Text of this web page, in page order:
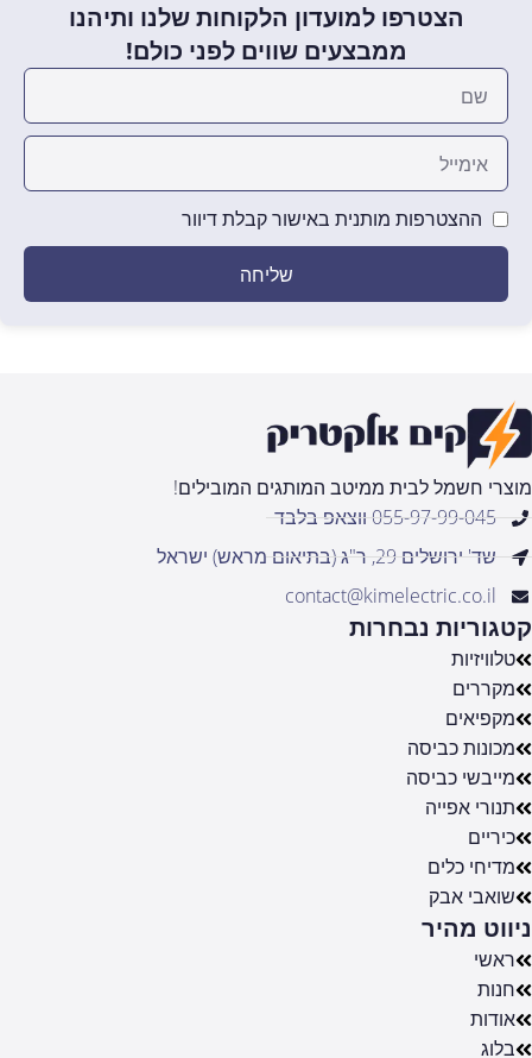
הצטרפו למועדון הלקוחות שלנו ותיהנו
ממבצעים שווים לפני כולם!
ההצטרפות מותנית באישור קבלת דיוור
שליחה
מוצרי חשמל לבית ממיטב המותגים המובילים!
055-97-99-045 ווצאפ בלבד
שד' ירושלים 29, ר"ג (בתיאום מראש) ישראל
contact@kimelectric.co.il
קטגוריות נבחרות
טלוויזיות
מקררים
מקפיאים
מכונות כביסה
מייבשי כביסה
תנורי אפייה
כיריים
מדיחי כלים
שואבי אבק
ניווט מהיר
ראשי
חנות
אודות
בלוג